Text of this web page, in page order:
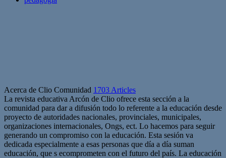
Acerca de Clio Comunidad 1703 Articles
La revista educativa Arcón de Clio ofrece esta sección a la
comunidad para dar a difusión todo lo referente a la educación desde
proyecto de autoridades nacionales, provinciales, municipales,
organizaciones internacionales, Ongs, ect. Lo hacemos para seguir
generando un compromiso con la educación. Esta sesión va
dedicada especialmente a esas personas que día a día suman
educación, que s ecomprometen con el futuro del país. La educación